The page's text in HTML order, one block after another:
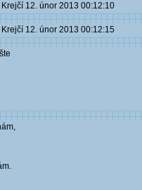
12. únor 2013 00:12:10
12. únor 2013 00:12:15